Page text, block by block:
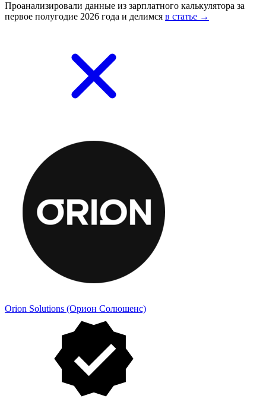
Проанализировали данные из зарплатного калькулятора за
первое полугодие 2026 года и делимся в статье →
Orion Solutions (Орион Солюшенс)